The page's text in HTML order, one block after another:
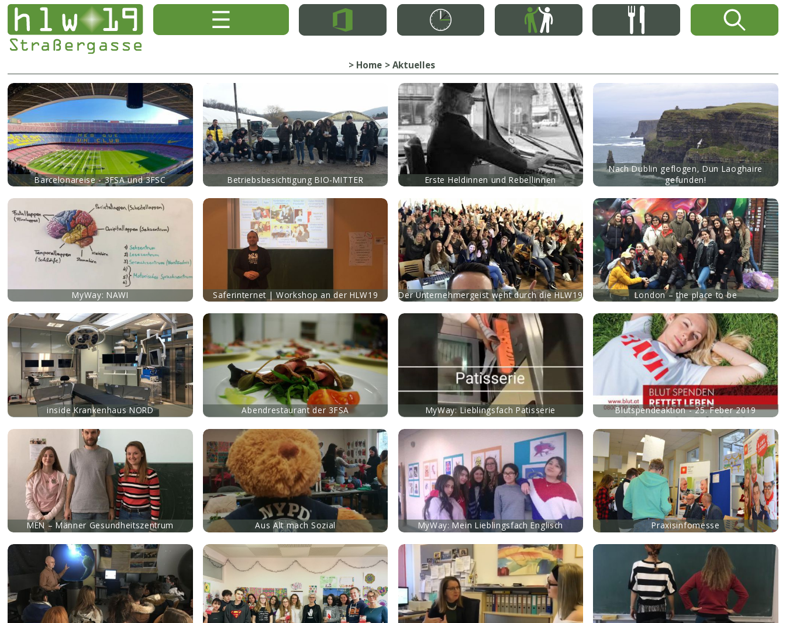
Home Aktuelles
Barcelonareise - 3FSA und 3FSC Betriebsbesichtigung BIO-MITTER
mehr
Erste Heldinnen und Rebellinnen
mehr
Nach Dublin geflogen, Dun Laoghaire
gefunden!
mehr
MyWay: NAWI Saferinternet | Workshop an der HLW19 Der Unternehmergeist weht durch die HLW19
mehr
London – the place to be
mehr
inside Krankenhaus NORD Abendrestaurant der 3FSA
mehr
MyWay: Lieblingsfach Patisserie Blutspendeaktion - 25. Feber 2019
MEN – Männer Gesundheitszentrum Aus Alt mach Sozial MyWay: Mein Lieblingsfach Englisch
mehr
Praxisinfomesse
mehr
mehr mehr mehr